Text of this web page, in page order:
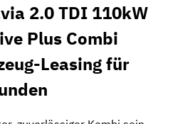
2.0 TDI 110kW
Plus Combi
Leasing für